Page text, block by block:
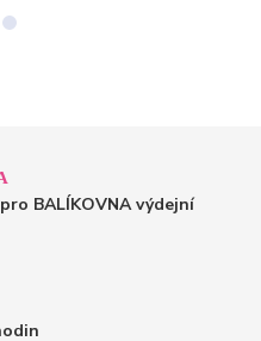
BALÍKOVNA výdejní